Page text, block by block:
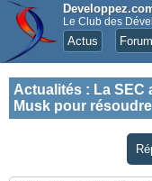
Le Club des
Actus
Actualités : La SEC
Musk pour